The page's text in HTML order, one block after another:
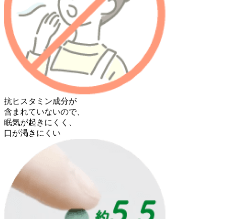
抗ヒスタミン成分が
含まれていないので、
眠気が起きにくく、
口が渇きにくい